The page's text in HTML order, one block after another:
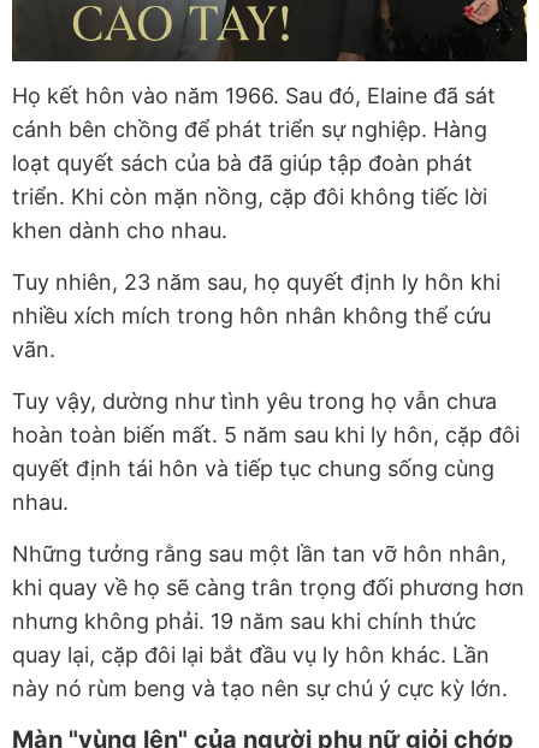
Họ kết hôn vào năm 1966. Sau đó, Elaine đã sát
cánh bên chồng để phát triển sự nghiệp. Hàng
loạt quyết sách của bà đã giúp tập đoàn phát
triển. Khi còn mặn nồng, cặp đôi không tiếc lời
khen dành cho nhau.
Tuy nhiên, 23 năm sau, họ quyết định ly hôn khi
nhiều xích mích trong hôn nhân không thể cứu
vãn.
Tuy vậy, dường như tình yêu trong họ vẫn chưa
hoàn toàn biến mất. 5 năm sau khi ly hôn, cặp đôi
quyết định tái hôn và tiếp tục chung sống cùng
nhau.
Những tưởng rằng sau một lần tan vỡ hôn nhân,
khi quay về họ sẽ càng trân trọng đối phương hơn
nhưng không phải. 19 năm sau khi chính thức
quay lại, cặp đôi lại bắt đầu vụ ly hôn khác. Lần
này nó rùm beng và tạo nên sự chú ý cực kỳ lớn.
Màn "vùng lên" của người phụ nữ giỏi chớp